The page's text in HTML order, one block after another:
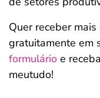
Quer receber
gratuitamente em
formulário e
meutudo!